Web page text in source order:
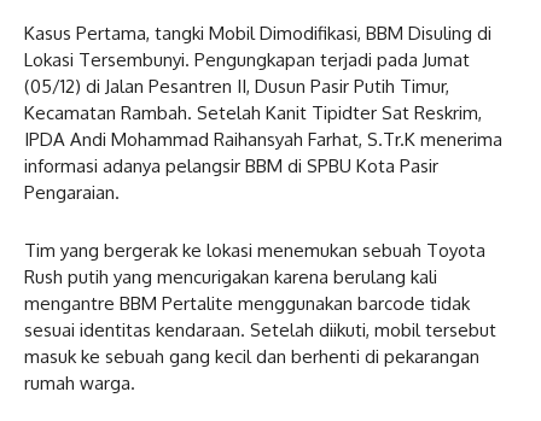
Kasus Pertama, tangki Mobil Dimodifikasi, BBM Disuling di
Lokasi Tersembunyi. Pengungkapan terjadi pada Jumat
(05/12) di Jalan Pesantren II, Dusun Pasir Putih Timur,
Kecamatan Rambah. Setelah Kanit Tipidter Sat Reskrim,
IPDA Andi Mohammad Raihansyah Farhat, S.Tr.K menerima
informasi adanya pelangsir BBM di SPBU Kota Pasir
Pengaraian.
Tim yang bergerak ke lokasi menemukan sebuah Toyota
Rush putih yang mencurigakan karena berulang kali
mengantre BBM Pertalite menggunakan barcode tidak
sesuai identitas kendaraan. Setelah diikuti, mobil tersebut
masuk ke sebuah gang kecil dan berhenti di pekarangan
rumah warga.